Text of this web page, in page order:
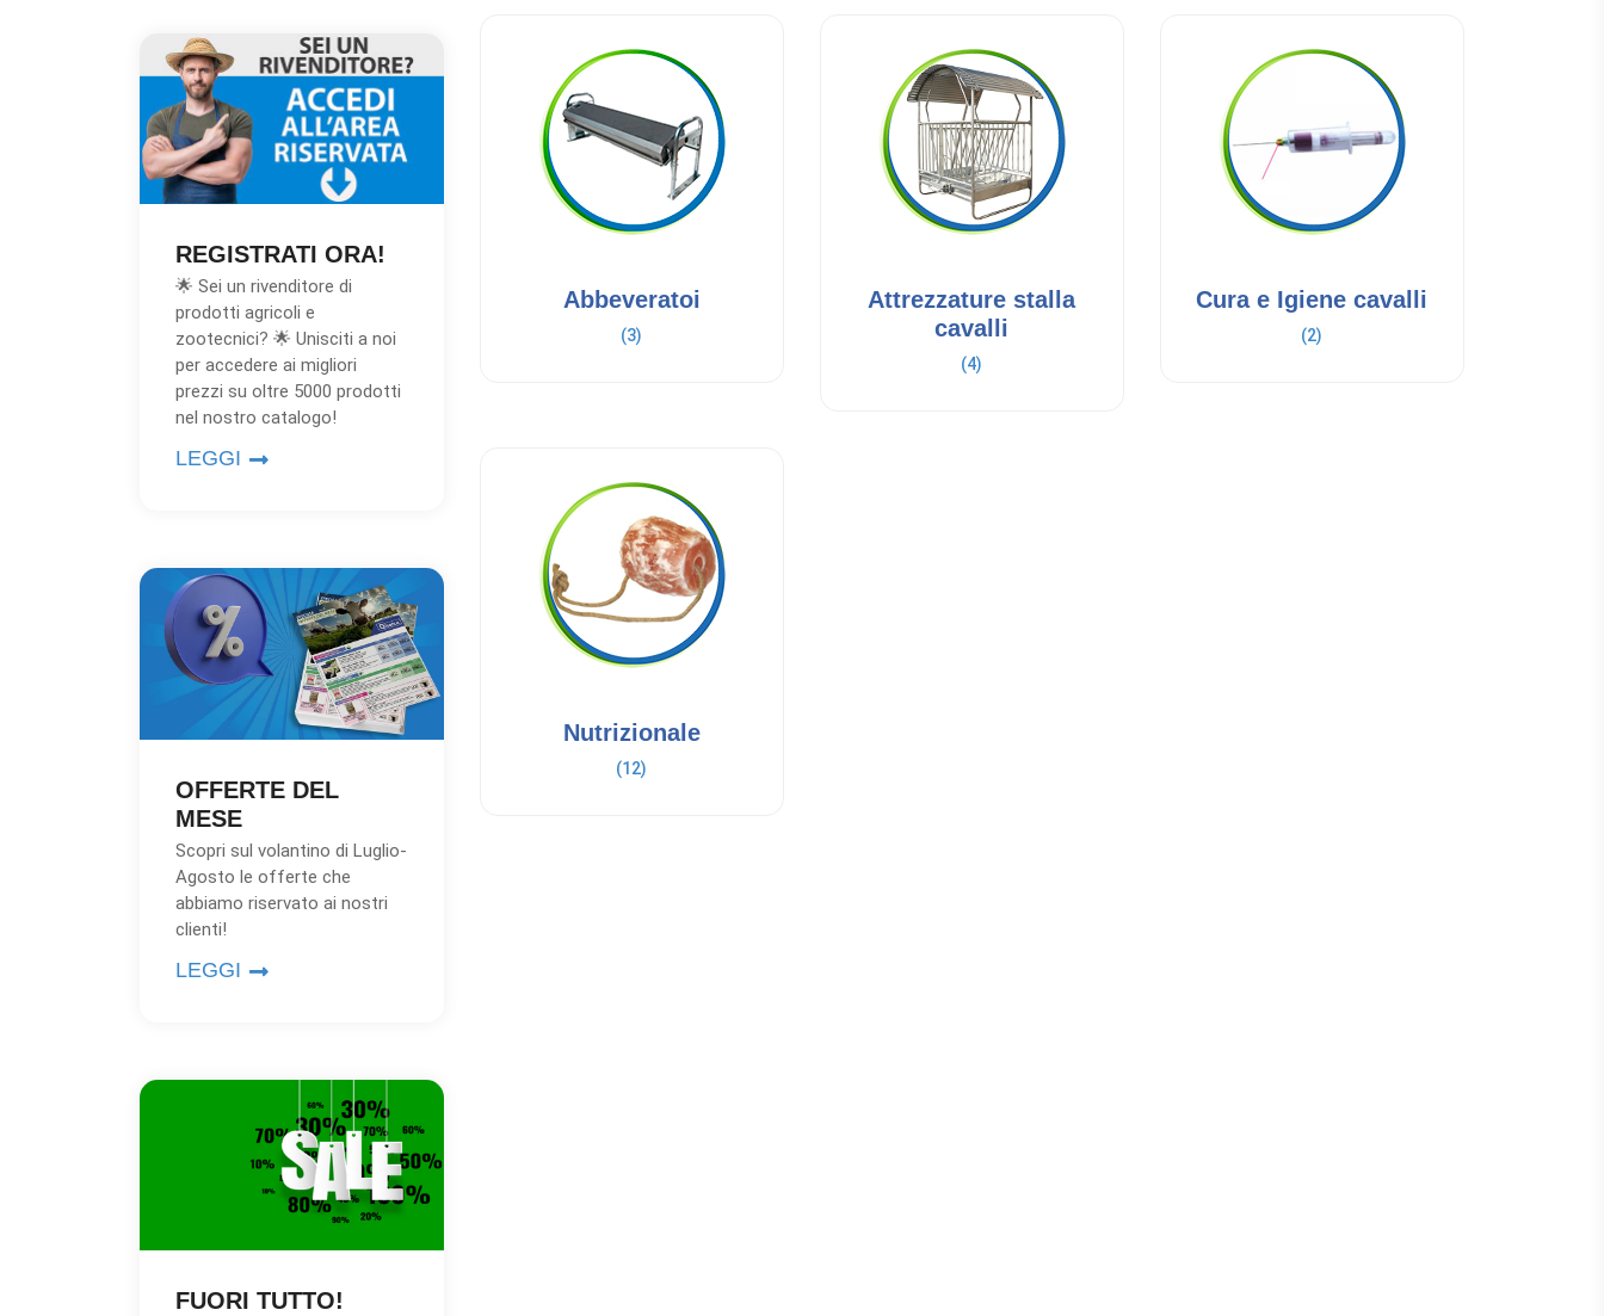
REGISTRATI ORA!
🌟 Sei un rivenditore di
prodotti agricoli e
zootecnici? 🌟 Unisciti a noi
per accedere ai migliori
prezzi su oltre 5000 prodotti
nel nostro catalogo!
LEGGI
OFFERTE DEL
MESE
Scopri sul volantino di Luglio-
Agosto le offerte che
abbiamo riservato ai nostri
clienti!
LEGGI
FUORI TUTTO!
Abbeveratoi
(3)
Attrezzature stalla
cavalli
(4)
Cura e Igiene cavalli
(2)
Nutrizionale
(12)